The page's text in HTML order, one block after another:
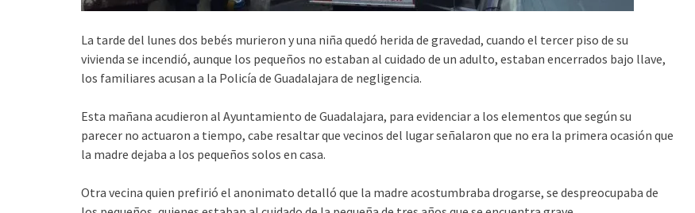
La tarde del lunes dos bebés murieron y una niña quedó herida de gravedad, cuando el tercer piso de su
vivienda se incendió, aunque los pequeños no estaban al cuidado de un adulto, estaban encerrados bajo llave,
los familiares acusan a la Policía de Guadalajara de negligencia.
Esta mañana acudieron al Ayuntamiento de Guadalajara, para evidenciar a los elementos que según su
parecer no actuaron a tiempo, cabe resaltar que vecinos del lugar señalaron que no era la primera ocasión que
la madre dejaba a los pequeños solos en casa.
Otra vecina quien prefirió el anonimato detalló que la madre acostumbraba drogarse, se despreocupaba de